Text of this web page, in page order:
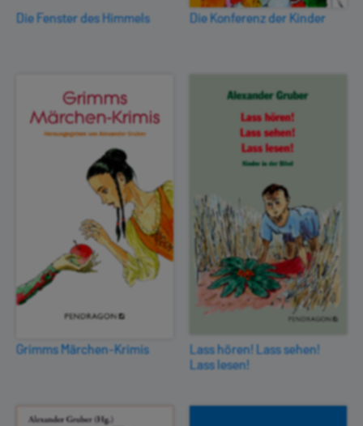
Die Fenster des Himmels Die Konferenz der Kinder
Grimms Märchen-Krimis
Lass hören! Lass sehen!
Lass lesen!